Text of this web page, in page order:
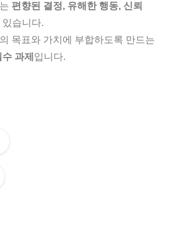
편향된 결정, 유해한 행동, 신뢰
있습니다.
목표와 가치에 부합하도록 만드는
과제 입니다.